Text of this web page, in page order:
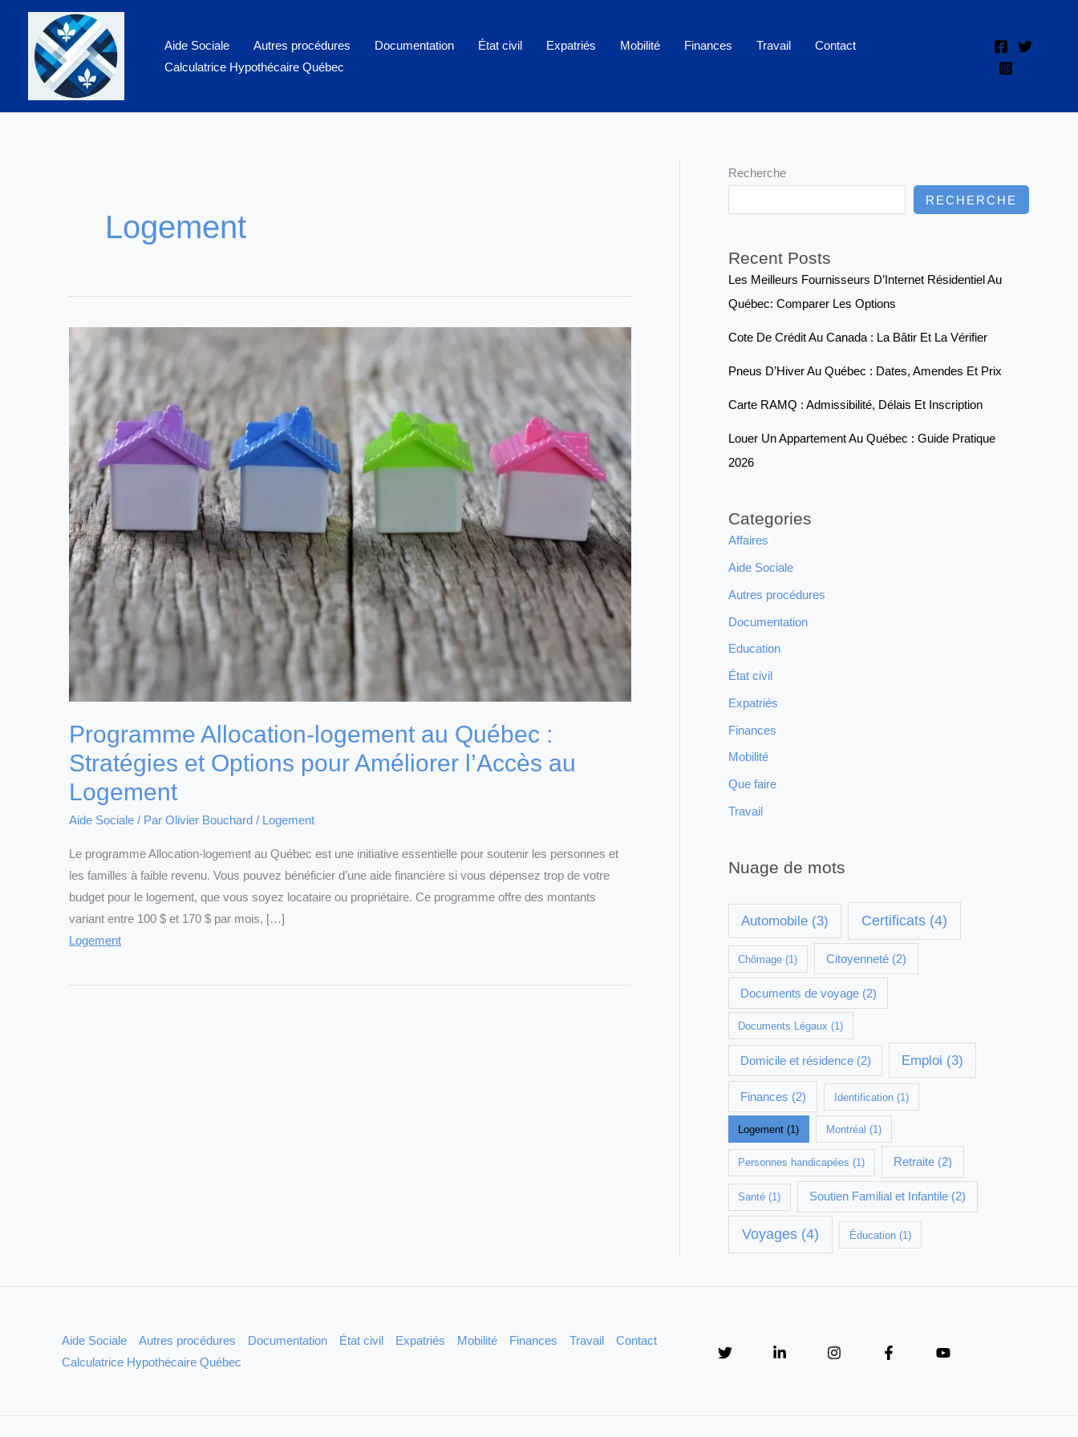
contenu
Aide Sociale Autres procédures Documentation État civil Expatriés Mobilité Finances Travail
Contact
Calculatrice Hypothécaire Québec
Logement
Programme Allocation-logement au Québec :
Stratégies et Options pour Améliorer l’Accès au
Logement
Aide Sociale / Par Olivier Bouchard / Logement
Le programme Allocation-logement au Québec est une initiative essentielle pour soutenir les personnes et
les familles à faible revenu. Vous pouvez bénéficier d’une aide financière si vous dépensez trop de votre
budget pour le logement, que vous soyez locataire ou propriétaire. Ce programme offre des montants
variant entre 100 $ et 170 $ par mois, […]
Logement
Recherche
RECHERCHE
Recent Posts
Les Meilleurs Fournisseurs D’Internet Résidentiel Au
Québec: Comparer Les Options
Cote De Crédit Au Canada : La Bâtir Et La Vérifier
Pneus D’Hiver Au Québec : Dates, Amendes Et Prix
Carte RAMQ : Admissibilité, Délais Et Inscription
Louer Un Appartement Au Québec : Guide Pratique
2026
Categories
Affaires
Aide Sociale
Autres procédures
Documentation
Education
État civil
Expatriés
Finances
Mobilité
Que faire
Travail
Nuage de mots
Automobile(3) Certificats (4)
Chômage (1) Citoyenneté(2)
Documents de voyage(2)
Documents Légaux (1)
Domicile et résidence(2) Emploi (3)
Finances (2) Identification(1)
Logement (1) Montréal (1)
Personnes handicapées (1) Retraite(2)
Santé (1) Soutien Familial et Infantile(2)
Voyages(4) Éducation(1)
Aide Sociale Autres procédures Documentation État civil Expatriés Mobilité Finances Travail
Contact
Calculatrice Hypothécaire Québec